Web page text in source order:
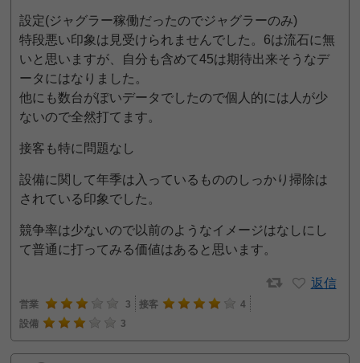
設定(ジャグラー稼働だったのでジャグラーのみ)
特段悪い印象は見受けられませんでした。6は流石に無
いと思いますが、自分も含めて45は期待出来そうなデ
ータにはなりました。
他にも数台がぽいデータでしたので個人的には人が少
ないので全然打てます。
接客も特に問題なし
設備に関して年季は入っているもののしっかり掃除は
されている印象でした。
競争率は少ないので以前のようなイメージはなしにし
て普通に打ってみる価値はあると思います。
返信
営業 3 接客
4
設備
3